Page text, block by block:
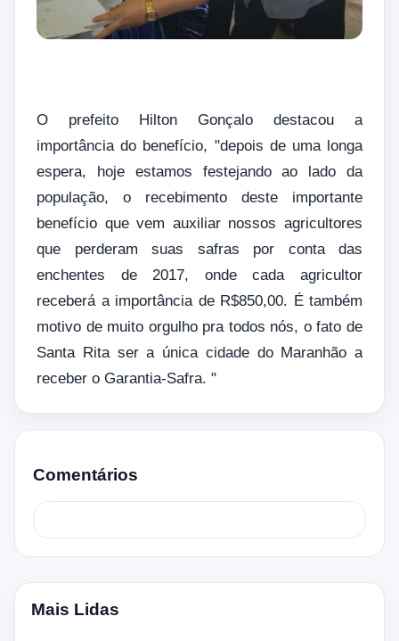
O prefeito Hilton Gonçalo destacou a
importância do benefício, "depois de uma longa
espera, hoje estamos festejando ao lado da
população, o recebimento deste importante
benefício que vem auxiliar nossos agricultores
que perderam suas safras por conta das
enchentes de 2017, onde cada agricultor
receberá a importância de R$850,00. É também
motivo de muito orgulho pra todos nós, o fato de
Santa Rita ser a única cidade do Maranhão a
receber o Garantia-Safra. "
Comentários
Mais Lidas